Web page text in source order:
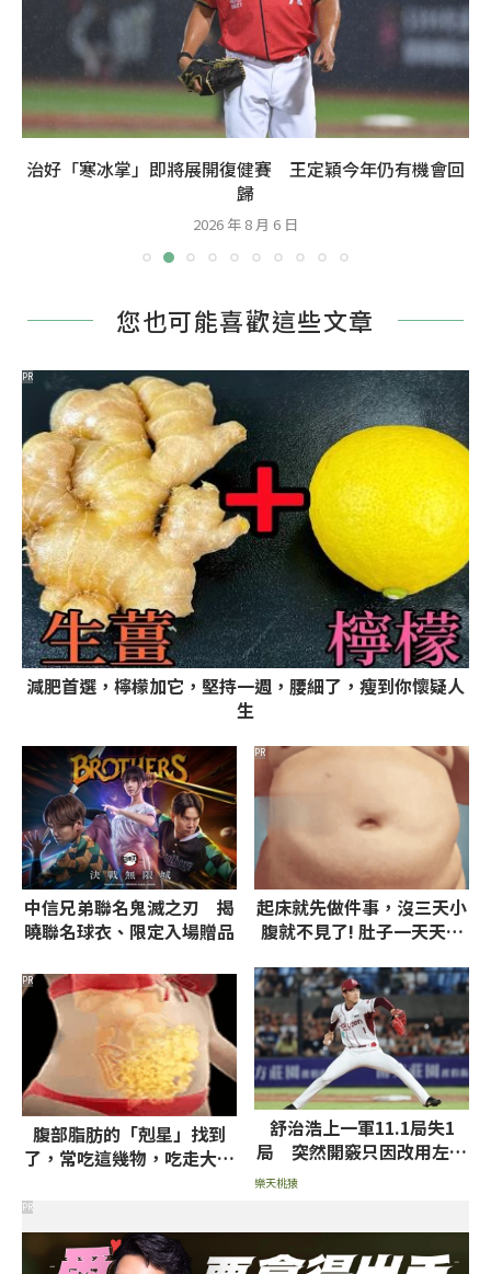
治好「寒冰掌」即將展開復健賽 王定穎今年仍有機會回
歸
2026 年 8 月 6 日
您也可能喜歡這些文章
減肥首選，檸檬加它，堅持一週，腰細了，瘦到你懷疑人
生
PR
中信兄弟聯名鬼滅之刃 揭
曉聯名球衣、限定入場贈品
起床就先做件事，沒三天小
腹就不見了! 肚子一天天變
PR
腹部脂肪的「剋星」找到
了，常吃這幾物，吃走大肚
PR
舒治浩上一軍11.1局失1
局 突然開竅只因改用左投
樂天桃猿
PR